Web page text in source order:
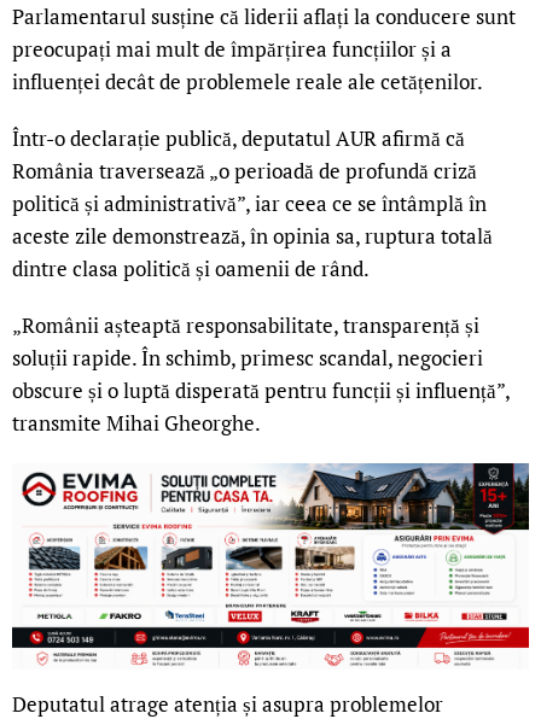
Parlamentarul susține că liderii aflați la conducere sunt
preocupați mai mult de împărțirea funcțiilor și a
influenței decât de problemele reale ale cetățenilor.
Într-o declarație publică, deputatul AUR afirmă că
România traversează „o perioadă de profundă criză
politică și administrativă”, iar ceea ce se întâmplă în
aceste zile demonstrează, în opinia sa, ruptura totală
dintre clasa politică și oamenii de rând.
„Românii așteaptă responsabilitate, transparență și
soluții rapide. În schimb, primesc scandal, negocieri
obscure și o luptă disperată pentru funcții și influență”,
transmite Mihai Gheorghe.
Deputatul atrage atenția și asupra problemelor